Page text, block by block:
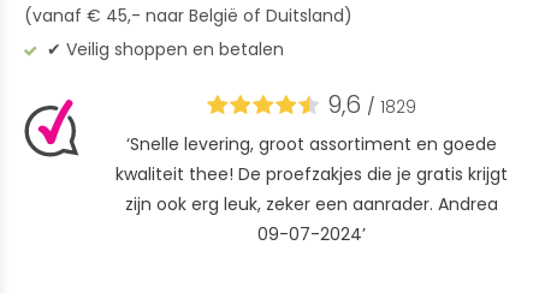
(vanaf € 45,- naar België of Duitsland)
✔︎ Veilig shoppen en betalen
9,6 / 1829
‘Snelle levering, groot assortiment en goede
kwaliteit thee! De proefzakjes die je gratis krijgt
zijn ook erg leuk, zeker een aanrader. Andrea
09-07-2024’